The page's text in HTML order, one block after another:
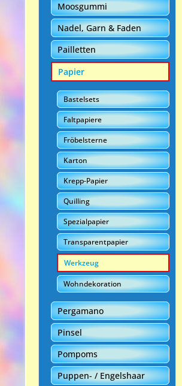
Moosgummi
Nadel, Garn & Faden
Pailletten
Papier
Bastelsets
Faltpapiere
Fröbelsterne
Karton
Krepp-Papier
Quilling
Spezialpapier
Transparentpapier
Werkzeug
Wohndekoration
Pergamano
Pinsel
Pompoms
Puppen- / Engelshaar